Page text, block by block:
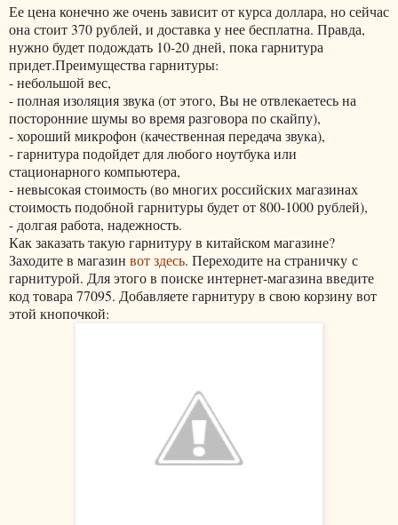
Ее цена конечно же очень зависит от курса доллара, но сейчас
она стоит 370 рублей, и доставка у нее бесплатна. Правда,
нужно будет подождать 10-20 дней, пока гарнитура
придет.Преимущества гарнитуры:
- небольшой вес,
- полная изоляция звука (от этого, Вы не отвлекаетесь на
посторонние шумы во время разговора по скайпу),
- хороший микрофон (качественная передача звука),
- гарнитура подойдет для любого ноутбука или
стационарного компьютера,
- невысокая стоимость (во многих российских магазинах
стоимость подобной гарнитуры будет от 800-1000 рублей),
- долгая работа, надежность.
Как заказать такую гарнитуру в китайском магазине?
Заходите в магазин вот здесь. Переходите на страничку с
гарнитурой. Для этого в поиске интернет-магазина введите
код товара 77095. Добавляете гарнитуру в свою корзину вот
этой кнопочкой: